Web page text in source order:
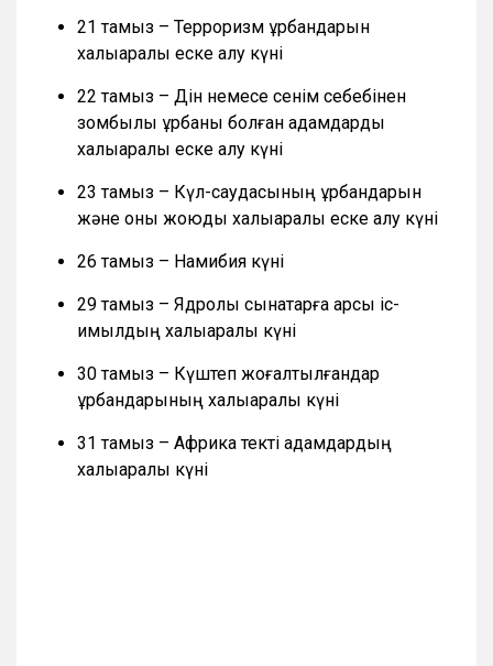
21 тамыз – Терроризм құрбандарын
халықаралық еске алу күні
22 тамыз – Дін немесе сенім себебінен
зомбылық құрбаны болған адамдарды
халықаралық еске алу күні
23 тамыз – Күл-саудасының құрбандарын
және оны жоюды халықаралық еске алу күні
26 тамыз – Намибия күні
29 тамыз – Ядролық сынақтарға қарсы іс-
қимылдың халықаралық күні
30 тамыз – Күштеп жоғалтылғандар
құрбандарының халықаралық күні
31 тамыз – Африка текті адамдардың
халықаралық күні